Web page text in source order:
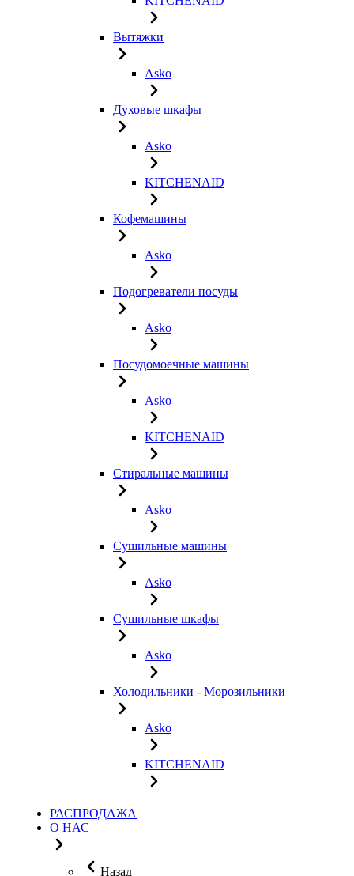
Вытяжки
Asko
Духовые шкафы
Asko
KITCHENAID
Кофемашины
Asko
Подогреватели посуды
Asko
Посудомоечные машины
Asko
KITCHENAID
Стиральные машины
Asko
Сушильные машины
Asko
Сушильные шкафы
Asko
Холодильники - Морозильники
Asko
KITCHENAID
РАСПРОДАЖА
О НАС
Назад